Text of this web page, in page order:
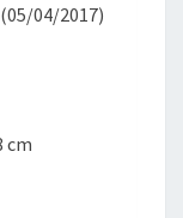
04/2017)
cm